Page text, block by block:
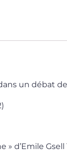
un débat
» d’Emile